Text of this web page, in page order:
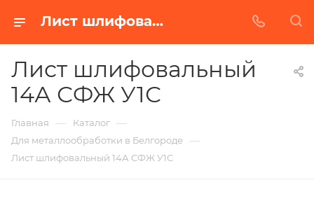
Лист шлифовальный 14А СФЖ У1С в Белгороде | Купить по недорогой цене от Абразивного Завода
Лист шлифовальный
14А СФЖ У1С
Главная — Каталог —
Для металлообработки в Белгороде —
Лист шлифовальный 14А СФЖ У1С